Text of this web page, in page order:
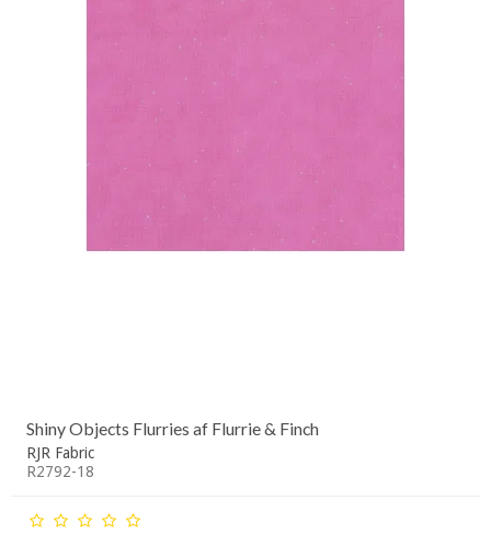
Shiny Objects Flurries af Flurrie & Finch
RJR Fabric
R2792-18